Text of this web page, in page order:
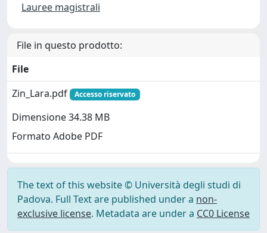
Lauree magistrali
File in questo prodotto:
File
Zin_Lara.pdf
Accesso riservato
Dimensione 34.38 MB
Formato Adobe PDF
The text of this website © Università degli studi di
Padova. Full Text are published under a non-
exclusive license. Metadata are under a CC0 License